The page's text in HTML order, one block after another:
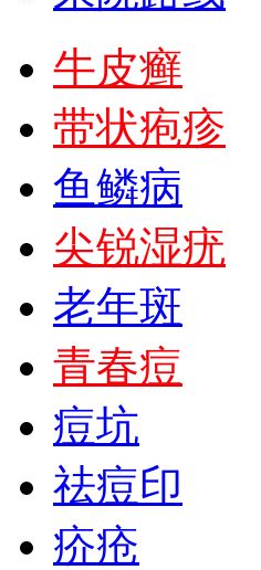
牛皮癣
带状疱疹
鱼鳞病
尖锐湿疣
老年斑
青春痘
痘坑
祛痘印
疥疮